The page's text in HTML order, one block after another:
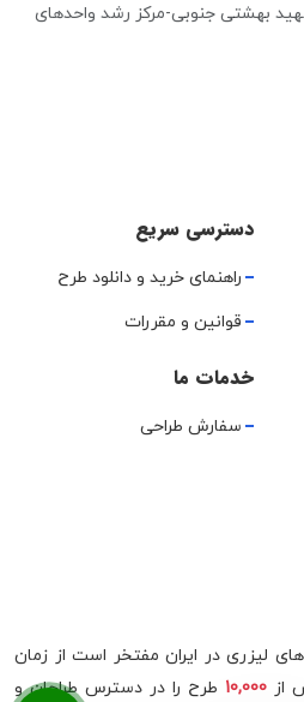
بهشتی جنوبی-مرکز رشد واحدهای
دسترسی سریع
راهنمای خرید و دانلود طرح
قوانین و مقررات
خدمات ما
سفارش طراحی
طرح های لیزری در ایران مفتخر است از زمان
از 10,000 طرح را در دسترس طراحان و